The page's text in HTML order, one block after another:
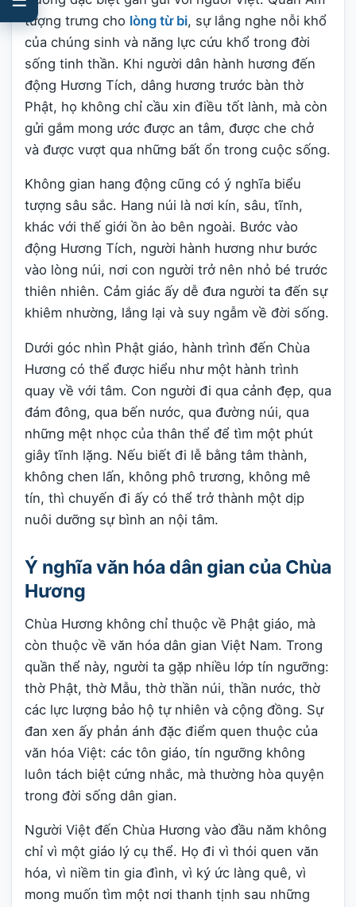
tượng trưng cho lòng từ bi, sự lắng nghe nỗi khổ
của chúng sinh và năng lực cứu khổ trong đời
sống tinh thần. Khi người dân hành hương đến
động Hương Tích, dâng hương trước bàn thờ
Phật, họ không chỉ cầu xin điều tốt lành, mà còn
gửi gắm mong ước được an tâm, được che chở
và được vượt qua những bất ổn trong cuộc sống.
Không gian hang động cũng có ý nghĩa biểu
tượng sâu sắc. Hang núi là nơi kín, sâu, tĩnh,
khác với thế giới ồn ào bên ngoài. Bước vào
động Hương Tích, người hành hương như bước
vào lòng núi, nơi con người trở nên nhỏ bé trước
thiên nhiên. Cảm giác ấy dễ đưa người ta đến sự
khiêm nhường, lắng lại và suy ngẫm về đời sống.
Dưới góc nhìn Phật giáo, hành trình đến Chùa
Hương có thể được hiểu như một hành trình
quay về với tâm. Con người đi qua cảnh đẹp, qua
đám đông, qua bến nước, qua đường núi, qua
những mệt nhọc của thân thể để tìm một phút
giây tĩnh lặng. Nếu biết đi lễ bằng tâm thành,
không chen lấn, không phô trương, không mê
tín, thì chuyến đi ấy có thể trở thành một dịp
nuôi dưỡng sự bình an nội tâm.
Ý nghĩa văn hóa dân gian của Chùa
Hương
Chùa Hương không chỉ thuộc về Phật giáo, mà
còn thuộc về văn hóa dân gian Việt Nam. Trong
quần thể này, người ta gặp nhiều lớp tín ngưỡng:
thờ Phật, thờ Mẫu, thờ thần núi, thần nước, thờ
các lực lượng bảo hộ tự nhiên và cộng đồng. Sự
đan xen ấy phản ánh đặc điểm quen thuộc của
văn hóa Việt: các tôn giáo, tín ngưỡng không
luôn tách biệt cứng nhắc, mà thường hòa quyện
trong đời sống dân gian.
Người Việt đến Chùa Hương vào đầu năm không
chỉ vì một giáo lý cụ thể. Họ đi vì thói quen văn
hóa, vì niềm tin gia đình, vì ký ức làng quê, vì
mong muốn tìm một nơi thanh tịnh sau những